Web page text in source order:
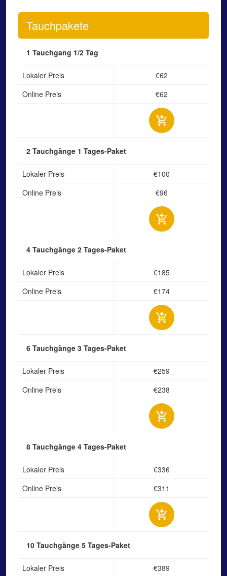
Tauchpakete
1 Tauchgang 1/2 Tag
Lokaler Preis
€62
Online Preis
€62
2 Tauchgänge 1 Tages-Paket
Lokaler Preis
€100
Online Preis
€96
4 Tauchgänge 2 Tages-Paket
Lokaler Preis
€185
Online Preis
€174
6 Tauchgänge 3 Tages-Paket
Lokaler Preis
€259
Online Preis
€238
8 Tauchgänge 4 Tages-Paket
Lokaler Preis
€336
Online Preis
€311
10 Tauchgänge 5 Tages-Paket
Lokaler Preis €389